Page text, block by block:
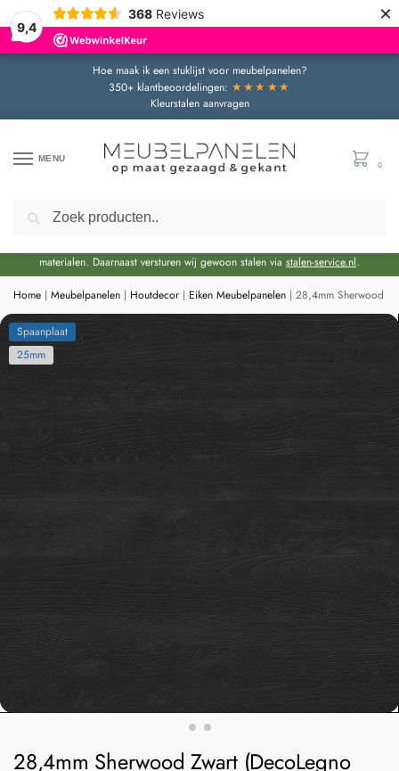
9,4
368 Reviews ×
Hoe maak ik een stuklijst voor meubelpanelen?
350+ klantbeoordelingen: ★★★★★
Kleurstalen aanvragen
MENU
0
Door de bouwvakperiode geldt momenteel een extra levertijd van circa 3 weken
materialen. Daarnaast versturen wij gewoon stalen via stalen-service.nl.
Home | Meubelpanelen | Houtdecor | Eiken Meubelpanelen | 28,4mm Sherwood
Spaanplaat
25mm
28,4mm Sherwood Zwart (DecoLegno